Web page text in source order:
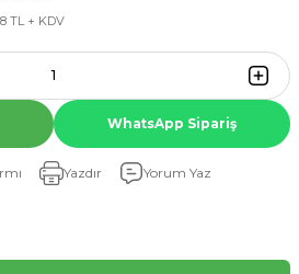
TL + KDV
WhatsApp Sipariş
Yazdır Yorum Yaz